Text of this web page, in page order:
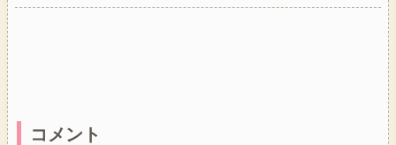
コメント